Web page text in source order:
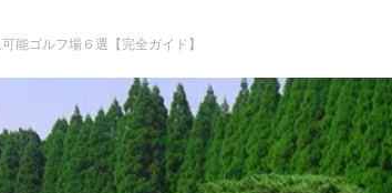
能ゴルフ場６選【完全ガイド】